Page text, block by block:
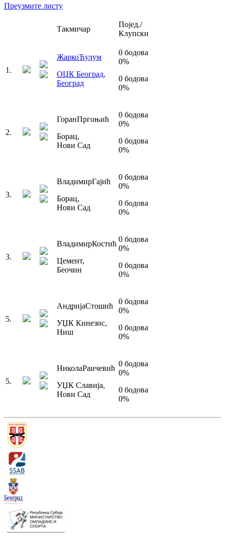
Преузмите листу
Такмичар
Појед./
Клупски
1 .
ЖаркоЋулум
ОЏК Београд,
Београд
0 бодова
0%
0 бодова
0%
2.
ГоранПргоњић
Борац,
Нови Сад
0 бодова
0%
0 бодова
0%
3.
ВладимирГајић
Борац,
Нови Сад
0 бодова
0%
0 бодова
0%
3.
ВладимирКостић
Цемент,
Беочин
0 бодова
0%
0 бодова
0%
5.
АндријаСтошић
УЏК Кинезис,
Ниш
0 бодова
0%
0 бодова
0%
5.
НиколаРаичевић
УЏК Славија,
Нови Сад
0 бодова
0%
0 бодова
0%